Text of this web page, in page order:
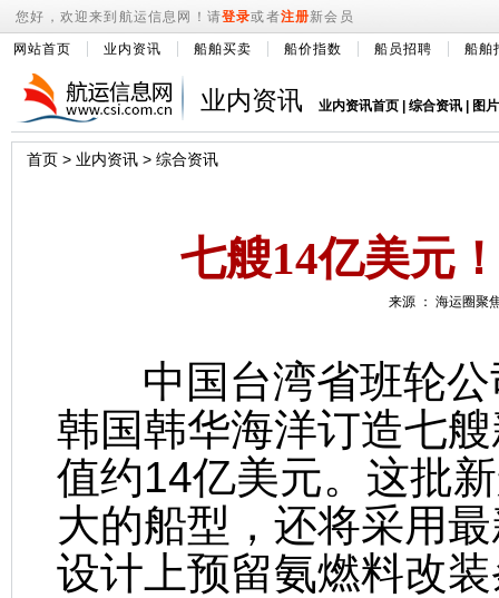
您好，欢迎来到航运信息网！请登录或者注册新会员
网站首页 业内资讯 船舶买卖 船价指数 船员招聘 船舶
业内资讯 业内资讯首页 综合资讯 图
首页 > 业内资讯 > 综合资讯
七艘14亿美元
来源 ： 海运圈
中国台湾省班轮公
韩国韩华海洋订造七
值约14亿美元。这批
大的船型，还将采用
设计上预留氨燃料改